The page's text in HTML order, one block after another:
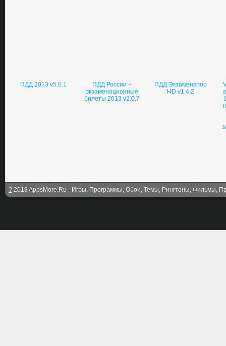
ПДД 2013 v5.0.1
ПДД России +
экзаменационные
билеты 2013 v2.0.7
ПДД Экзаменатор
HD v1.4.2
? 2018 AppsMore.Ru - Игры, Программы, Обои, Темы, Рингтоны, Фильмы,